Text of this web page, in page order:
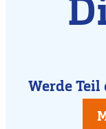
kreativ
Werde